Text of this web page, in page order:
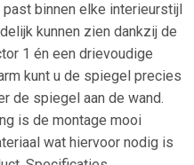
binnen elke interieurstijl
kunnen zien dankzij de
1 én een drievoudige
kunt u de spiegel precies
de spiegel aan de wand.
is de montage mooi
wat hiervoor nodig is